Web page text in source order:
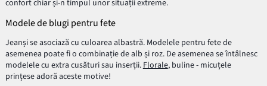
confort chiar și-n timpul unor situații extreme.
Modele de blugi pentru fete
Jeanși se asociază cu culoarea albastră. Modelele pentru fete de
asemenea poate fi o combinație de alb și roz. De asemenea se întâlnesc
modelele cu extra cusături sau inserții.Florale, buline - micuțele
prințese adoră aceste motive!